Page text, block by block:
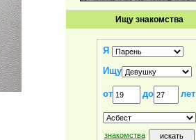
Ищу знакомства
Я
Ищу
от до лет
знакомства